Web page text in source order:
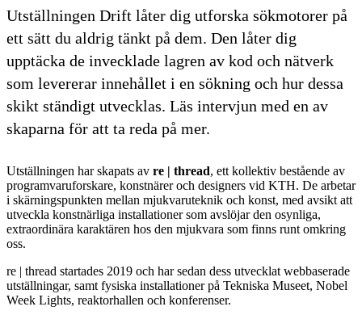
Utställningen Drift låter dig utforska sökmotorer på
ett sätt du aldrig tänkt på dem. Den låter dig
upptäcka de invecklade lagren av kod och nätverk
som levererar innehållet i en sökning och hur dessa
skikt ständigt utvecklas. Läs intervjun med en av
skaparna för att ta reda på mer.
Utställningen har skapats av re | thread, ett kollektiv bestående av
programvaruforskare, konstnärer och designers vid KTH. De arbetar
i skärningspunkten mellan mjukvaruteknik och konst, med avsikt att
utveckla konstnärliga installationer som avslöjar den osynliga,
extraordinära karaktären hos den mjukvara som finns runt omkring
oss.
re | thread startades 2019 och har sedan dess utvecklat webbaserade
utställningar, samt fysiska installationer på Tekniska Museet, Nobel
Week Lights, reaktorhallen och konferenser.